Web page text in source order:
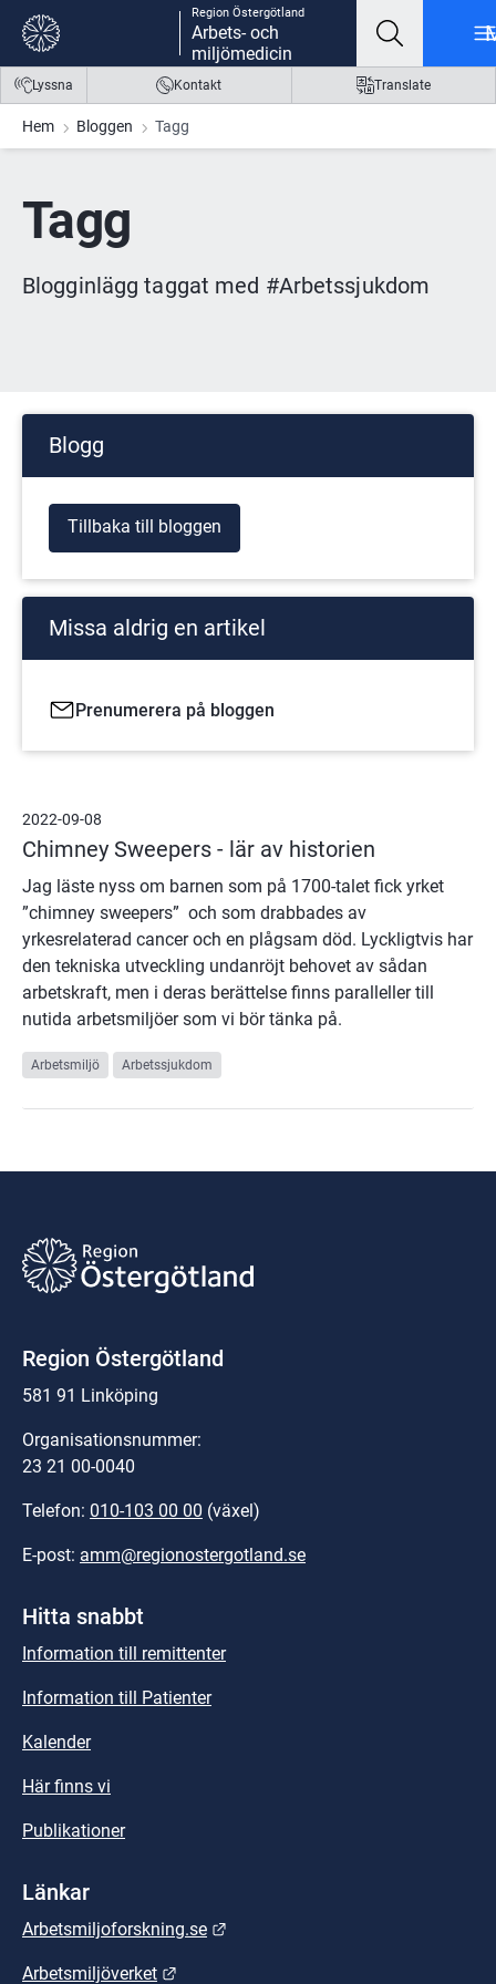
Gå till innehåll
Gå till meny
Gå till sidfot
Region Östergötland
Arbets- och
miljömedicin
Lyssna Kontakt Translate
Hem Bloggen Tagg
Tagg
Blogginlägg taggat med #Arbetssjukdom
2022-09-08
Chimney Sweepers - lär av historien
Jag läste nyss om barnen som på 1700-talet fick yrket
”chimney sweepers” och som drabbades av
yrkesrelaterad cancer och en plågsam död. Lyckligtvis har
den tekniska utveckling undanröjt behovet av sådan
arbetskraft, men i deras berättelse finns paralleller till
nutida arbetsmiljöer som vi bör tänka på.
Arbetsmiljö Arbetssjukdom
Blogg
Tillbaka till bloggen
Missa aldrig en artikel
Prenumerera på bloggen
Region Östergötland
581 91 Linköping
Organisationsnummer:
23 21 00-0040
Telefon: 010-103 00 00 (växel)
E-post: amm@regionostergotland.se
Hitta snabbt
Information till remittenter
Information till Patienter
Kalender
Här finns vi
Publikationer
Länkar
Arbetsmiljoforskning.se
Arbetsmiljöverket